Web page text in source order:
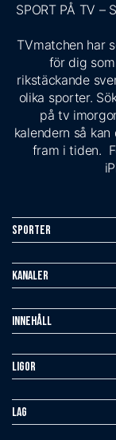
SPORT PÅ TV –
TVmatchen har
för dig
rikstäckande
olika sporter.
på tv
kalendern så
fram i tiden.
Sporter
Kanaler
Innehåll
Ligor
Lag